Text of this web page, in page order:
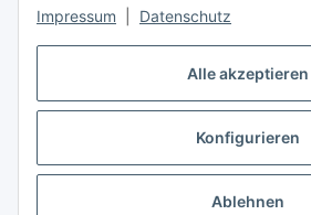
Alle akzeptieren
Konfigurieren
Ablehnen
Impressum Datenschutz
Vertrag widerrufen
* Alle Preise inkl. gesetzlicher USt., zzgl.Versand